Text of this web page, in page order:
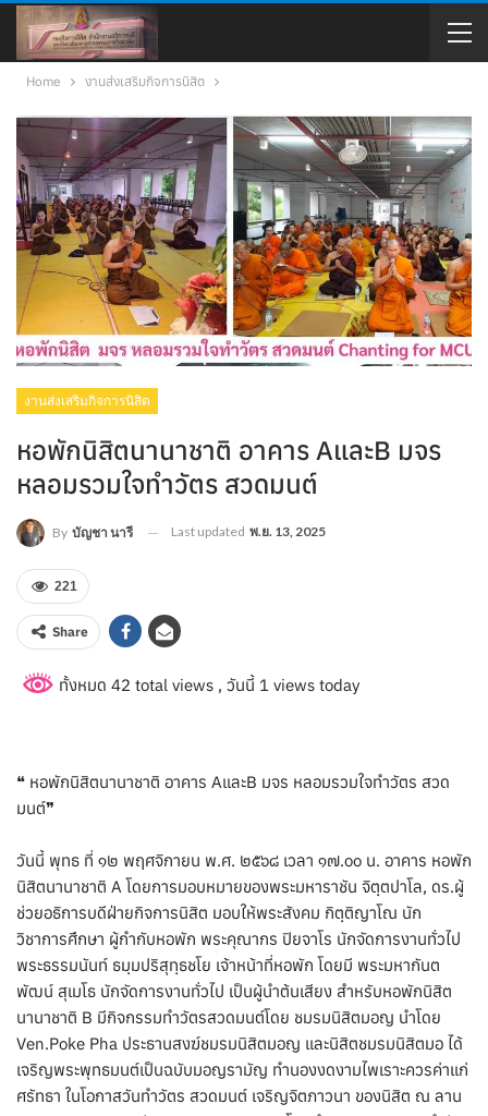
Home งานส่งเสริมกิจการนิสิต
งานส่งเสริมกิจการนิสิต
หอพักนิสิตนานาชาติ อาคาร AและB มจร
หลอมรวมใจทำวัตร สวดมนต์
By บัญชา นารี Last updated พ.ย. 13, 2025
221
Share
ทั้งหมด 42 total views , วันนี้ 1 views today
❝ หอพักนิสิตนานาชาติ อาคาร AและB มจร หลอมรวมใจทำวัตร สวด
มนต์❞
วันนี้ พุทธ ที่ ๑๒ พฤศจิกายน พ.ศ. ๒๕๖๘ เวลา ๑๗.๐๐ น. อาคาร หอพัก
นิสิตนานาชาติ A โดยการมอบหมายของพระมหาราชัน จิตฺตปาโล, ดร.ผู้
ช่วยอธิการบดีฝ่ายกิจการนิสิต มอบให้พระสังคม กิตฺติญาโณ นัก
วิชาการศึกษา ผู้กำกับหอพัก พระคุณากร ปิยจาโร นักจัดการงานทั่วไป
พระธรรมนันท์ ธมฺมปริสุทฺธชโย เจ้าหน้าที่หอพัก โดยมี พระมหากันต
พัฒน์ สุเมโธ นักจัดการงานทั่วไป เป็นผู้นำต้นเสียง สำหรับหอพักนิสิต
นานาชาติ B มีกิจกรรมทำวัตรสวดมนต์โดย ชมรมนิสิตมอญ นำโดย
Ven.Poke Pha ประธานสงฆ์ชมรมนิสิตมอญ และนิสิตชมรมนิสิตมอ ได้
เจริญพระพุทธมนต์เป็นฉบับมอญรามัญ ทำนองงดงามไพเราะควรค่าแก่
ศรัทธา ในโอกาสวันทำวัตร สวดมนต์ เจริญจิตภาวนา ของนิสิต ณ ลาน